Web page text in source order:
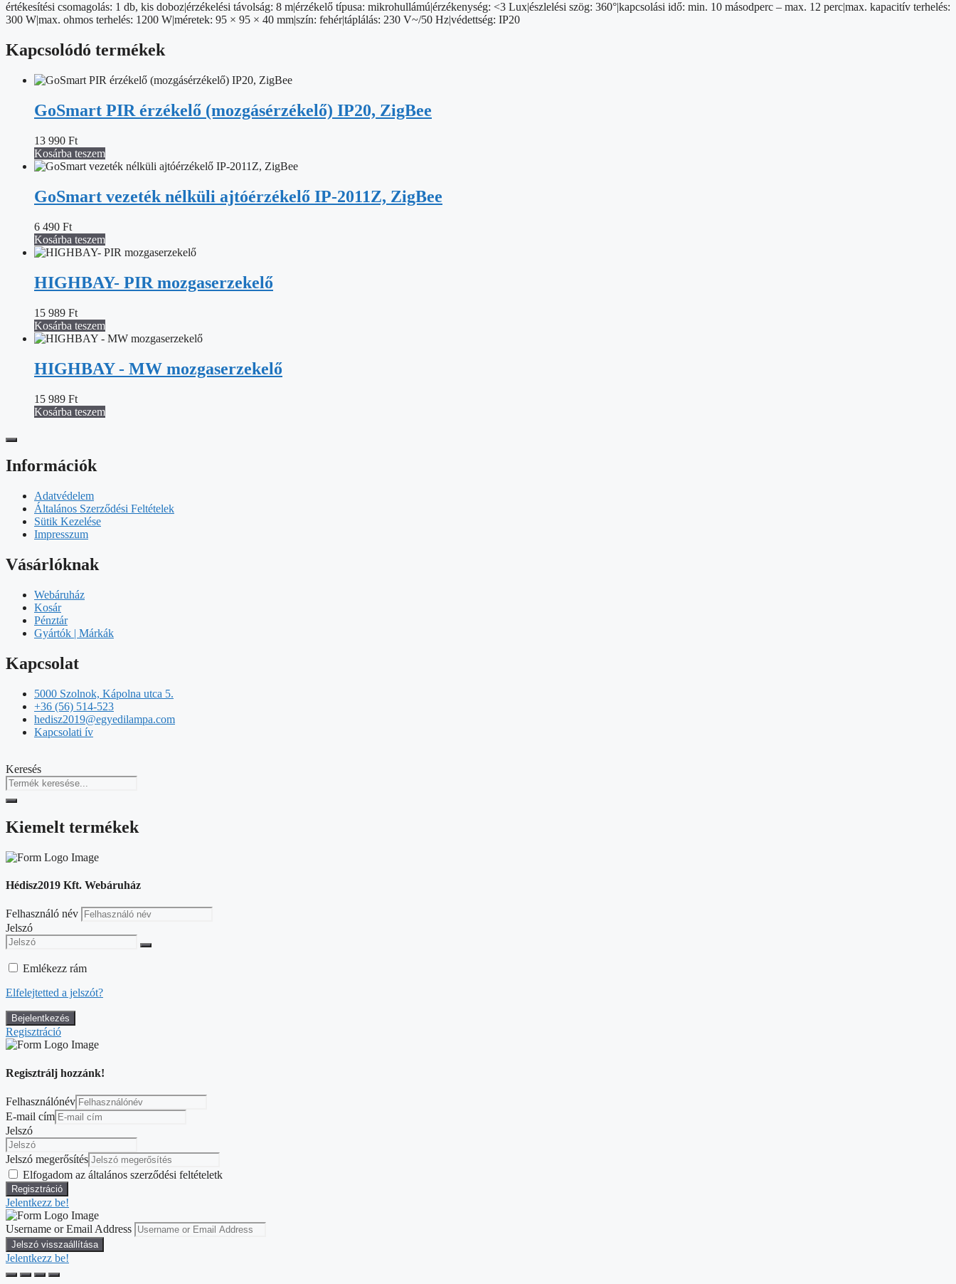
értékesítési csomagolás: 1 db, kis doboz|érzékelési távolság: 8 m|érzékelő típusa: mikrohullámú|érzékenység: <3 Lux|észlelési szög: 360°|kapcsolási idő: min. 10 másodperc – max. 12 perc|max. kapacitív terhelés:
300 W|max. ohmos terhelés: 1200 W|méretek: 95 × 95 × 40 mm|szín: fehér|táplálás: 230 V~/50 Hz|védettség: IP20
Kapcsolódó termékek
GoSmart PIR érzékelő (mozgásérzékelő) IP20, ZigBee
13 990 Ft
Kosárba teszem
GoSmart vezeték nélküli ajtóérzékelő IP-2011Z, ZigBee
6 490 Ft
Kosárba teszem
HIGHBAY- PIR mozgaserzekelő
15 989 Ft
Kosárba teszem
HIGHBAY - MW mozgaserzekelő
15 989 Ft
Kosárba teszem
Információk
Adatvédelem
Általános Szerződési Feltételek
Sütik Kezelése
Impresszum
Vásárlóknak
Webáruház
Kosár
Pénztár
Gyártók | Márkák
Kapcsolat
5000 Szolnok, Kápolna utca 5.
+36 (56) 514-523
hedisz2019@egyedilampa.com
Kapcsolati ív
Keresés
Kiemelt termékek
Hédisz2019 Kft. Webáruház
Felhasználó név
Jelszó
Emlékezz rám
Elfelejtetted a jelszót?
Regisztráció
Regisztrálj hozzánk!
Felhasználónév
E-mail cím
Jelszó
Jelszó megerősítés
Elfogadom az általános szerződési feltételetk
Jelentkezz be!
Username or Email Address
Jelentkezz be!